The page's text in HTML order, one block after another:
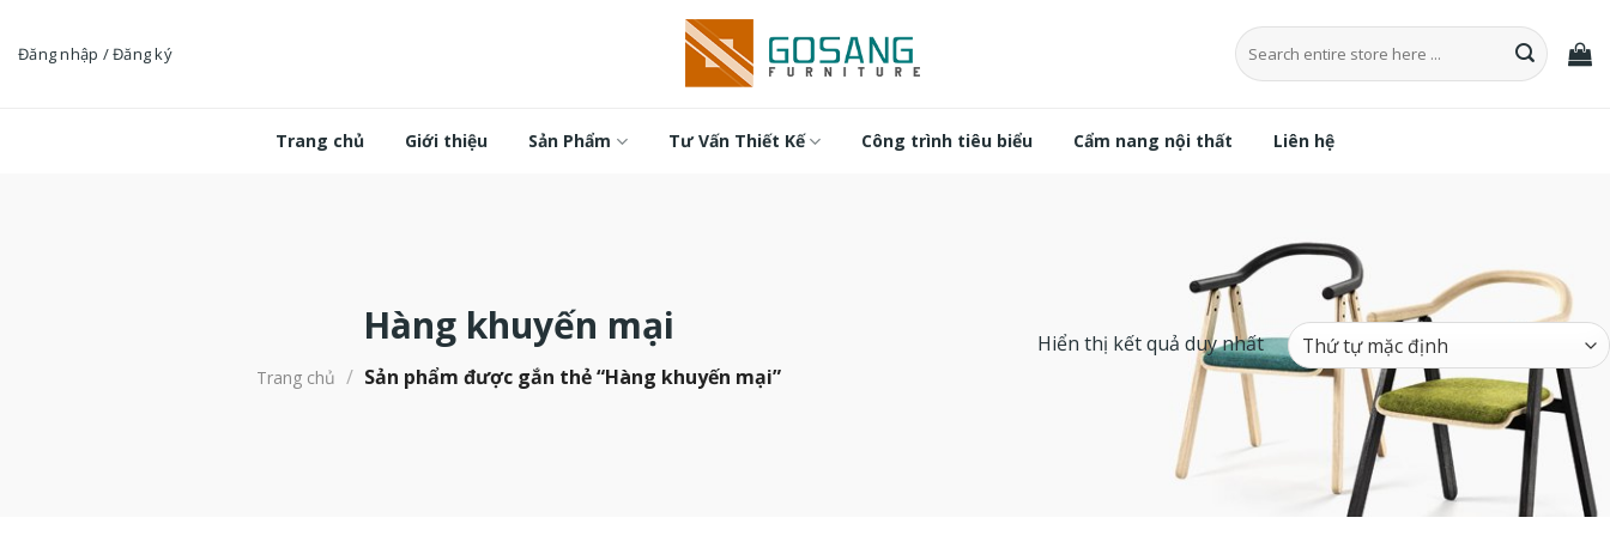
quaĐăng nhập / Đăng ký
Tìm
kiếm:
Trang chủ Giới thiệu Sản Phẩm Tư Vấn Thiết Kế Công trình tiêu biểu Cẩm nang nội thất Liên hệ
Hàng khuyến mại
Trang chủ / Sản phẩm được gắn thẻ “Hàng khuyến mại”
Hiển thị kết quả duy nhất